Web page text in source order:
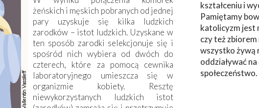
żeńskich i męskich pobranych od jednej
pary uzyskuje się kilka ludzkich
zarodków – istot ludzkich. Uzyskane w
ten sposób zarodki selekcjonuje się i
spośród nich wybiera od dwóch do
czterech, które za pomocą cewnika
laboratoryjnego umieszcza się w
organizmie kobiety. Resztę
niewykorzystanych ludzkich istot
kształceniu i
Pamiętamy
katolicyzm jest
czy też
wszystko żywą
oddziaływać na
społeczeństwo.